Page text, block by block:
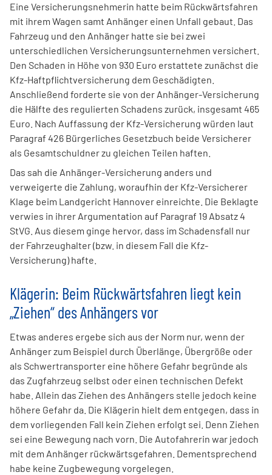
Eine Versicherungsnehmerin hatte beim Rückwärtsfahren
mit ihrem Wagen samt Anhänger einen Unfall gebaut. Das
Fahrzeug und den Anhänger hatte sie bei zwei
unterschiedlichen Versicherungsunternehmen versichert.
Den Schaden in Höhe von 930 Euro erstattete zunächst die
Kfz-Haftpflichtversicherung dem Geschädigten.
Anschließend forderte sie von der Anhänger-Versicherung
die Hälfte des regulierten Schadens zurück, insgesamt 465
Euro. Nach Auffassung der Kfz-Versicherung würden laut
Paragraf 426 Bürgerliches Gesetzbuch beide Versicherer
als Gesamtschuldner zu gleichen Teilen haften.
Das sah die Anhänger-Versicherung anders und
verweigerte die Zahlung, woraufhin der Kfz-Versicherer
Klage beim Landgericht Hannover einreichte. Die Beklagte
verwies in ihrer Argumentation auf Paragraf 19 Absatz 4
StVG. Aus diesem ginge hervor, dass im Schadensfall nur
der Fahrzeughalter (bzw. in diesem Fall die Kfz-
Versicherung) hafte.
Klägerin: Beim Rückwärtsfahren liegt kein
„Ziehen“ des Anhängers vor
Etwas anderes ergebe sich aus der Norm nur, wenn der
Anhänger zum Beispiel durch Überlänge, Übergröße oder
als Schwertransporter eine höhere Gefahr begründe als
das Zugfahrzeug selbst oder einen technischen Defekt
habe. Allein das Ziehen des Anhängers stelle jedoch keine
höhere Gefahr da. Die Klägerin hielt dem entgegen, dass in
dem vorliegenden Fall kein Ziehen erfolgt sei. Denn Ziehen
sei eine Bewegung nach vorn. Die Autofahrerin war jedoch
mit dem Anhänger rückwärtsgefahren. Dementsprechend
habe keine Zugbewegung vorgelegen.